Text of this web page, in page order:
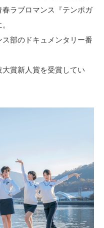
ラブロマンス『テンポガ
部のドキュメンタリー番
大賞新人賞を受賞してい